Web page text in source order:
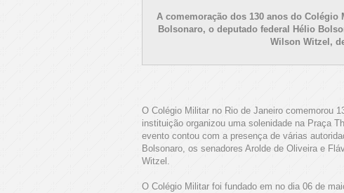
A comemoração dos 130 anos do
Bolsonaro, o deputado federal Hélio
Wilson Witzel,
O Colégio Militar no Rio de Janeiro comemorou
instituição organizou uma solenidade na Praça
evento contou com a presença de várias
Bolsonaro, os senadores Arolde de Oliveira e
Witzel.
O Colégio Militar foi fundado em no dia 06 de